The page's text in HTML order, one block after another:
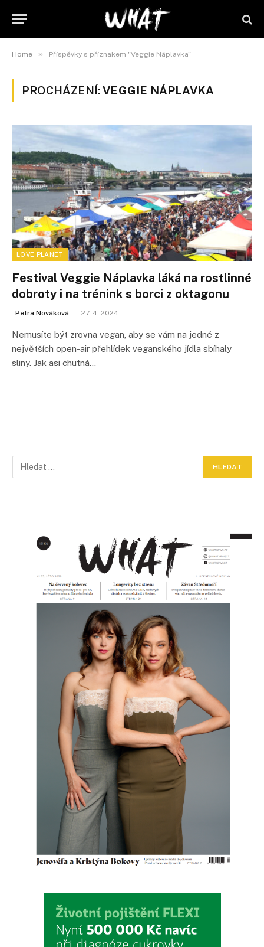
Home » Příspěvky s příznakem "Veggie Náplavka"
PROCHÁZENÍ:VEGGIE NÁPLAVKA
LOVE PLANET
Festival Veggie Náplavka láká na rostlinné
dobroty i na trénink s borci z oktagonu
Petra Nováková 27. 4. 2024
Nemusíte být zrovna vegan, aby se vám na jedné z
největších open-air přehlídek veganského jídla sbíhaly
sliny. Jak asi chutná…